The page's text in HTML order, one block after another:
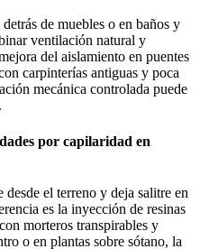
de muebles o en baños y
ventilación natural y
del aislamiento en puentes
carpinterías antiguas y poca
mecánica controlada puede
por capilaridad en
desde el terreno y deja salitre en
es la inyección de resinas
morteros transpirables y
o en plantas sobre sótano, la